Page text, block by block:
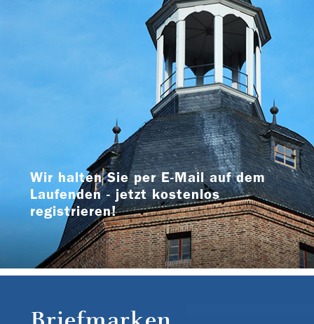
Wir halten Sie per E-Mail auf dem
Laufenden - jetzt kostenlos
registrieren!